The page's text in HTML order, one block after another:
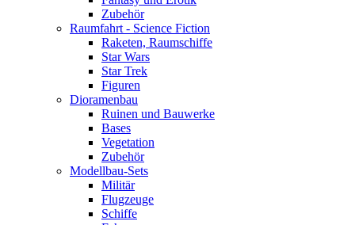
Zubehör
Raumfahrt - Science Fiction
Raketen, Raumschiffe
Star Wars
Star Trek
Figuren
Dioramenbau
Ruinen und Bauwerke
Bases
Vegetation
Zubehör
Modellbau-Sets
Militär
Flugzeuge
Schiffe